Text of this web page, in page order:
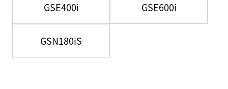
GSE400i GSE600i
GSN180iS